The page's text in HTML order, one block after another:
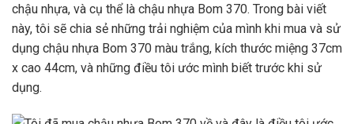
chậu nhựa, và cụ thể là chậu nhựa Bom 370. Trong bài viết
này, tôi sẽ chia sẻ những trải nghiệm của mình khi mua và sử
dụng chậu nhựa Bom 370 màu trắng, kích thước miệng 37cm
x cao 44cm, và những điều tôi ước mình biết trước khi sử
dụng.